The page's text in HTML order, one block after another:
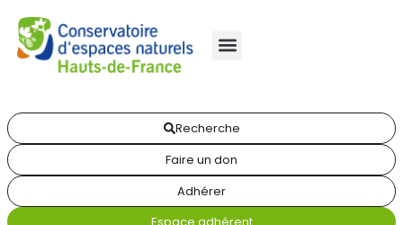
Recherche
Faire un don
Adhérer